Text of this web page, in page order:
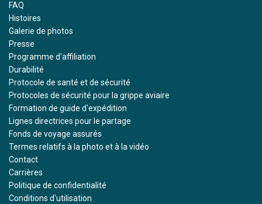
FAQ
Histoires
Galerie de photos
Presse
Programme d'affiliation
Durabilité
Protocole de santé et de sécurité
Protocoles de sécurité pour la grippe aviaire
Formation de guide d'expédition
Lignes directrices pour le partage
Fonds de voyage assurés
Termes relatifs à la photo et à la vidéo
Contact
Carrières
Politique de confidentialité
Conditions d'utilisation